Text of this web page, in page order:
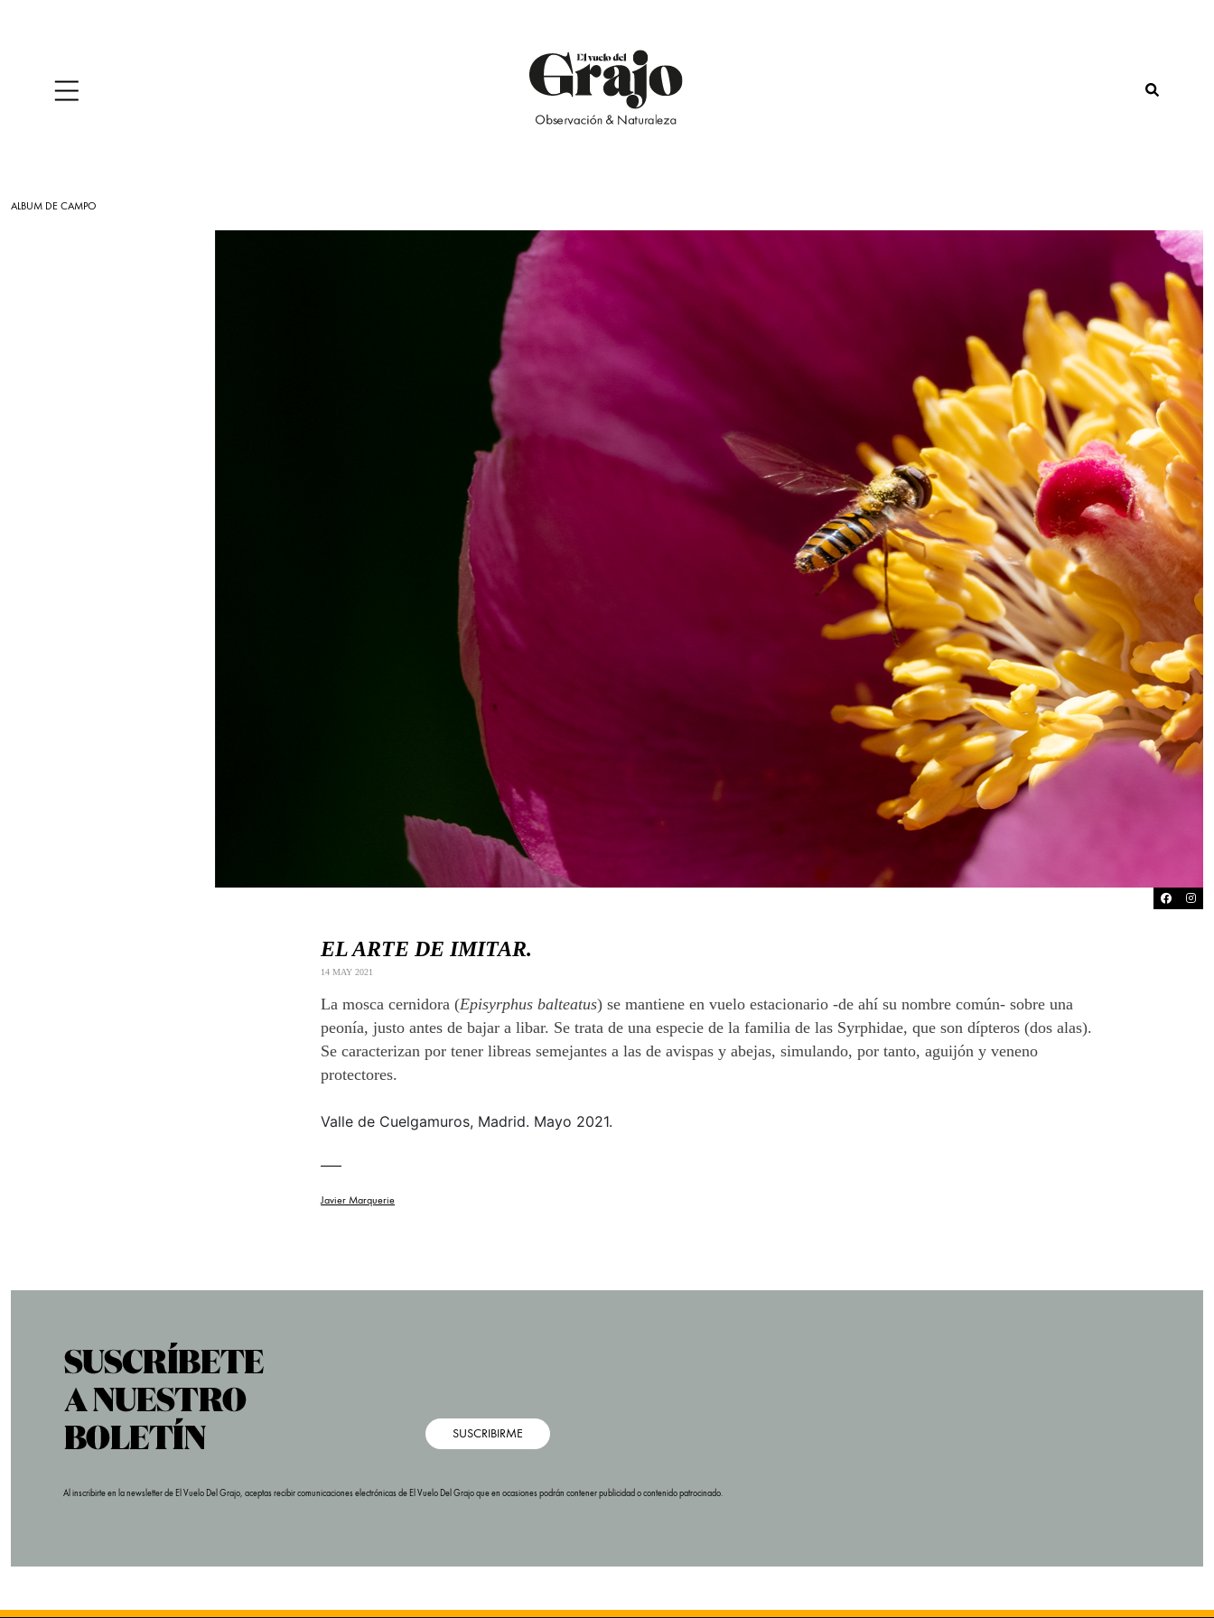
ALBUM DE CAMPO
EL ARTE DE IMITAR.
14 MAY 2021
La mosca cernidora (Episyrphus balteatus) se mantiene en vuelo estacionario -de ahí su nombre común- sobre una
peonía, justo antes de bajar a libar. Se trata de una especie de la familia de las Syrphidae, que son dípteros (dos alas).
Se caracterizan por tener libreas semejantes a las de avispas y abejas, simulando, por tanto, aguijón y veneno
protectores.
Valle de Cuelgamuros, Madrid. Mayo 2021.
Javier Marquerie
SUSCRIBIRME
Al inscribirte en la newsletter de El Vuelo Del Grajo, aceptas recibir comunicaciones electrónicas de El Vuelo Del Grajo que en ocasiones podrán contener publicidad o contenido patrocinado.